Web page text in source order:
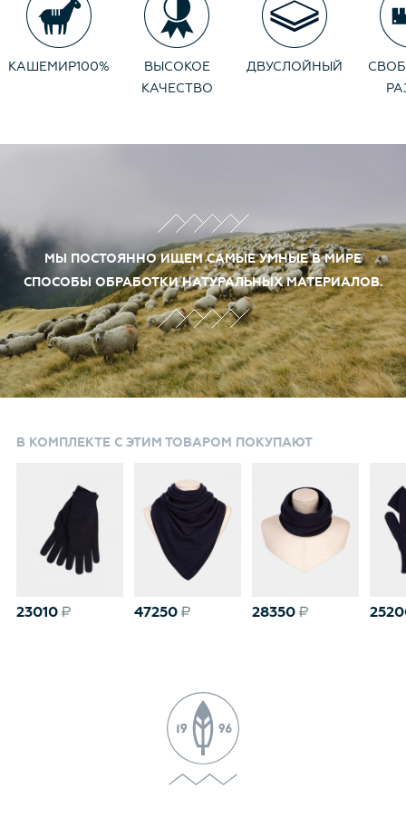
Носите долго и с удовольствием. Произведены в России
под контролем и по стандартам качества - Canoe.
КАШЕМИР100%
ВЫСОКОЕ
КАЧЕСТВО
ДВУСЛОЙНЫЙ
МЫ ПОСТОЯННО ИЩЕМ САМЫЕ УМНЫЕ В МИРЕ
СПОСОБЫ ОБРАБОТКИ НАТУРАЛЬНЫХ МАТЕРИАЛОВ.
В КОМПЛЕКТЕ С ЭТИМ ТОВАРОМ ПОКУПАЮТ
23010 47250 28350